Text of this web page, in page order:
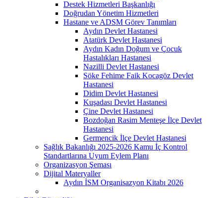
Destek Hizmetleri Başkanlığı
Doğrudan Yönetim Hizmetleri
Hastane ve ADSM Görev Tanımları
Aydın Devlet Hastanesi
Atatürk Devlet Hastanesi
Aydın Kadın Doğum ve Çocuk
Hastalıkları Hastanesi
Nazilli Devlet Hastanesi
Söke Fehime Faik Kocagöz Devlet
Hastanesi
Didim Devlet Hastanesi
Kuşadası Devlet Hastanesi
Çine Devlet Hastanesi
Bozdoğan Rasim Menteşe İlçe Devlet
Hastanesi
Germencik İlçe Devlet Hastanesi
Sağlık Bakanlığı 2025-2026 Kamu İç Kontrol
Standartlarına Uyum Eylem Planı
Organizasyon Şeması
Dijital Materyaller
Aydın İSM Organisazyon Kitabı 2026